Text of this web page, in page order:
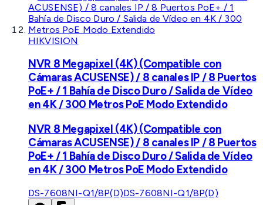
HIKVISION
NVR 8 Megapixel (4K) (Compatible con
Cámaras ACUSENSE) / 8 canales IP / 8 Puertos
PoE+ / 1 Bahía de Disco Duro / Salida de Vídeo
en 4K / 300 Metros PoE Modo Extendido
NVR 8 Megapixel (4K) (Compatible con
Cámaras ACUSENSE) / 8 canales IP / 8 Puertos
PoE+ / 1 Bahía de Disco Duro / Salida de Vídeo
en 4K / 300 Metros PoE Modo Extendido
DS-7608NI-Q1/8P(D)DS-7608NI-Q1/8P(D)